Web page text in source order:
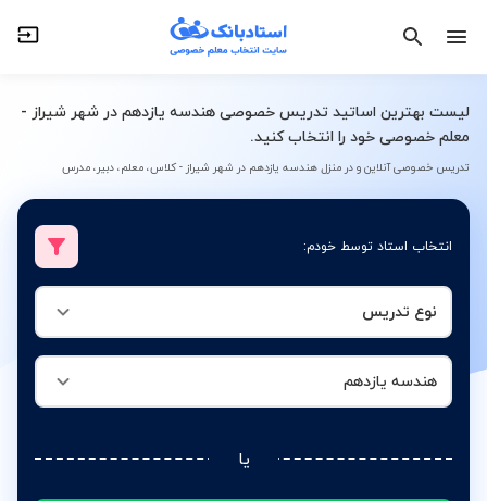
لیست بهترین اساتید تدریس خصوصی هندسه یازدهم در شهر شیراز -
معلم خصوصی خود را انتخاب کنید.
تدریس خصوصی آنلاین و در منزل هندسه یازدهم در شهر شیراز - کلاس، معلم، دبیر، مدرس
انتخاب استاد توسط خودم:
نوع تدریس
هندسه یازدهم
یا
هندسه یازدهم